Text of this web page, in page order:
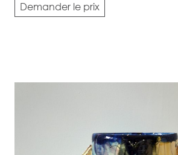
Demander le prix